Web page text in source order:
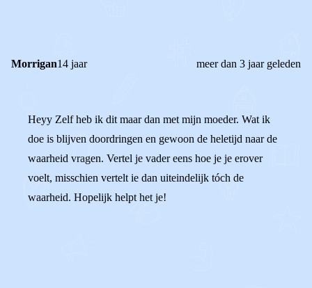
Morrigan14 jaar meer dan 3 jaar geleden
Heyy Zelf heb ik dit maar dan met mijn moeder. Wat ik
doe is blijven doordringen en gewoon de heletijd naar de
waarheid vragen. Vertel je vader eens hoe je je erover
voelt, misschien vertelt ie dan uiteindelijk tóch de
waarheid. Hopelijk helpt het je!